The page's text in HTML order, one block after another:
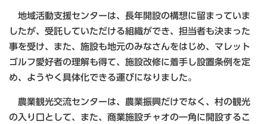
地域活動支援センターは、長年開設の構想に留まっていま
したが、受託していただける組織ができ、担当者も決まった
事を受け、また、施設も地元のみなさんをはじめ、マレット
ゴルフ愛好者の理解も得て、施設改修に着手し設置条例を定
め、ようやく具体化できる運びになりました。
農業観光交流センターは、農業振興だけでなく、村の観光
の入り口として、また、商業施設チャオの一角に開設するこ